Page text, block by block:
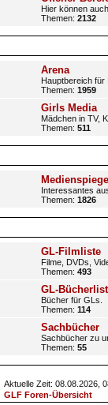
Hier können
Themen: 2132
Arena
Hauptbereich für
Themen: 1959
Girls Media
Mädchen in TV,
Themen: 511
Medienspiegel
Interessantes
Themen: 1826
GL-Filmliste
Filme, DVDs,
Themen: 493
GL-
Bücher für GLs.
Themen: 114
Sachbücher
Sachbücher zu
Themen: 55
Aktuelle Zeit: 08.08.2026,
GLF Foren-Übersicht